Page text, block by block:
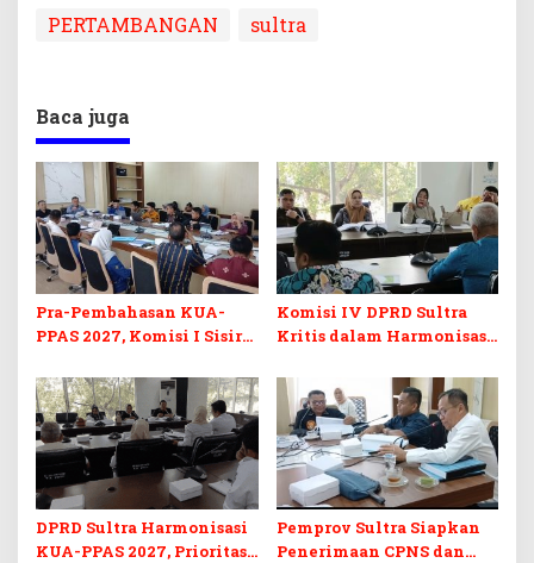
PERTAMBANGAN
sultra
Baca juga
Pra-Pembahasan KUA-
PPAS 2027, Komisi I Sisir
Berkelanjutan
Komisi IV DPRD Sultra
Kritis dalam Harmonisasi
Perubahan APBD 2026
DPRD Sultra Harmonisasi
KUA-PPAS 2027, Prioritas
Pemprov Sultra Siapkan
Penerimaan CPNS dan